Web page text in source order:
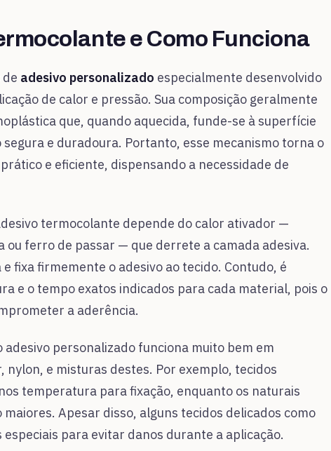
e Como Funciona
adesivo personalizado especialmente desenvolvido
de calor e pressão. Sua composição geralmente
que, quando aquecida, funde-se à superfície
e duradoura. Portanto, esse mecanismo torna o
e eficiente, dispensando a necessidade de
termocolante depende do calor ativador —
ferro de passar — que derrete a camada adesiva.
fixa firmemente o adesivo ao tecido. Contudo, é
e o tempo exatos indicados para cada material, pois o
a aderência.
personalizado funciona muito bem em
nylon, e misturas destes. Por exemplo, tecidos
temperatura para fixação, enquanto os naturais
Apesar disso, alguns tecidos delicados como
para evitar danos durante a aplicação.